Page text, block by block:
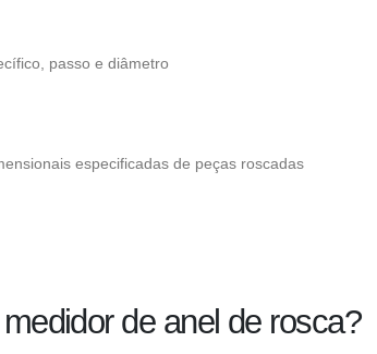
passo e diâmetro
especificadas de peças roscadas
de anel de rosca?